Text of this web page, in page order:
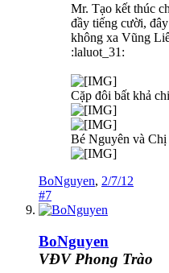
Mr. Tạo kết thúc
đầy tiếng cười,
không xa Vũng
:laluot_31:
Cặp đôi bất khả
Bé Nguyên và
BoNguyen, 2/7/12
#7
BoNguyen
VĐV Phong Trào